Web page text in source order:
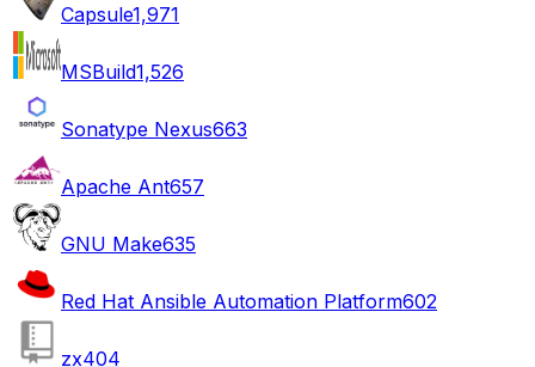
Capsule1,971
MSBuild1,526
Sonatype Nexus663
Apache Ant657
GNU Make635
Red Hat Ansible Automation Platform602
zx404